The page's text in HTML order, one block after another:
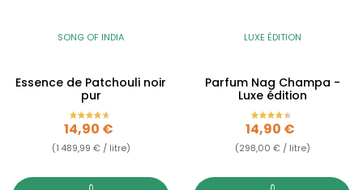
SONG OF INDIA
Essence de Patchouli noir
pur
Prix
14,90 €
(1 489,99 € / litre)
LUXE ÉDITION
Parfum Nag Champa -
Luxe édition
Prix
14,90 €
(298,00 € / litre)